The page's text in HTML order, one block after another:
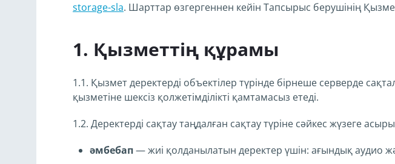
storage-sla. Шарттар өзгергеннен кейін Тапсырыс берушінің
Қызметтің құрамы
1.1. Қызмет деректерді объектілер түрінде бірнеше серверде
қызметіне шексіз қолжетімділікті қамтамасыз етеді.
1.2. Деректерді сақтау таңдалған сақтау түріне сәйкес жүзеге
әмбебап— жиі қолданылатын деректер үшін: ағындық аудио